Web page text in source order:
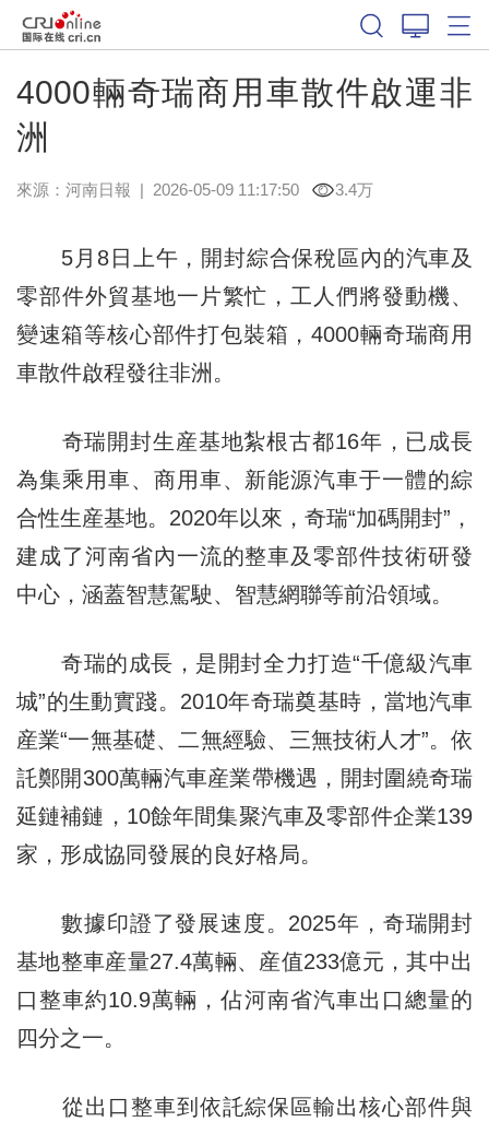
4000輛奇瑞商用車散件啟運非
洲
來源： 河南日報 | 2026-05-09 11:17:50 3.4万
5月8日上午，開封綜合保稅區內的汽車及
零部件外貿基地一片繁忙，工人們將發動機、
變速箱等核心部件打包裝箱，4000輛奇瑞商用
車散件啟程發往非洲。
奇瑞開封生産基地紮根古都16年，已成長
為集乘用車、商用車、新能源汽車于一體的綜
合性生産基地。2020年以來，奇瑞“加碼開封”，
建成了河南省內一流的整車及零部件技術研發
中心，涵蓋智慧駕駛、智慧網聯等前沿領域。
奇瑞的成長，是開封全力打造“千億級汽車
城”的生動實踐。2010年奇瑞奠基時，當地汽車
産業“一無基礎、二無經驗、三無技術人才”。依
託鄭開300萬輛汽車産業帶機遇，開封圍繞奇瑞
延鏈補鏈，10餘年間集聚汽車及零部件企業139
家，形成協同發展的良好格局。
數據印證了發展速度。2025年，奇瑞開封
基地整車産量27.4萬輛、産值233億元，其中出
口整車約10.9萬輛，佔河南省汽車出口總量的
四分之一。
從出口整車到依託綜保區輸出核心部件與